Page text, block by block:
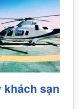
khách sạn